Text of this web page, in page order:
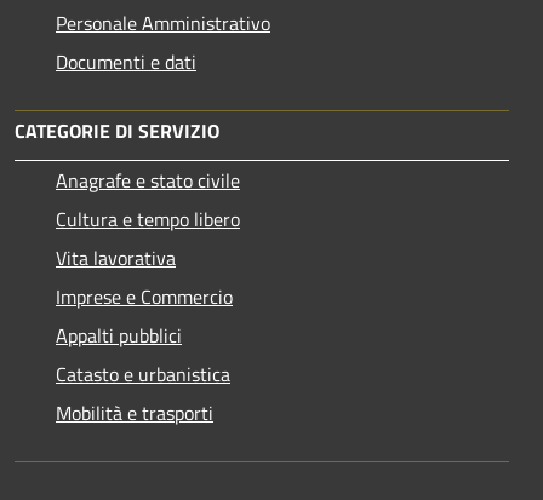
Personale Amministrativo
Documenti e dati
CATEGORIE DI SERVIZIO
Anagrafe e stato civile
Cultura e tempo libero
Vita lavorativa
Imprese e Commercio
Appalti pubblici
Catasto e urbanistica
Mobilità e trasporti